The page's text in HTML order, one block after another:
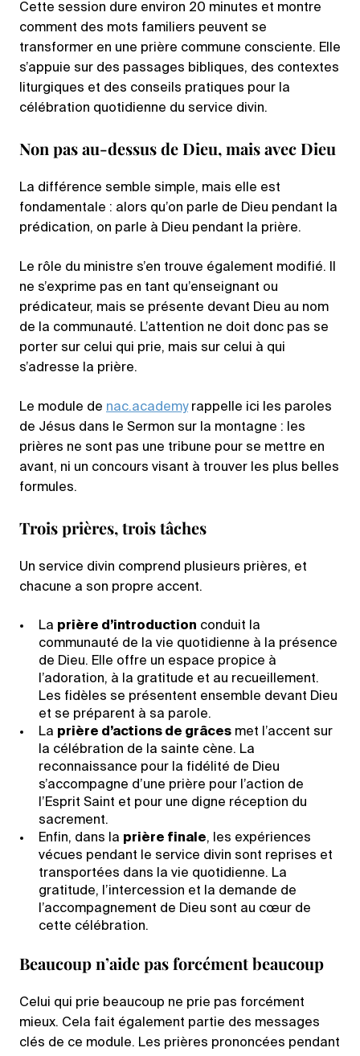
Cette session dure environ 20 minutes et montre
comment des mots familiers peuvent se
transformer en une prière commune consciente. Elle
s’appuie sur des passages bibliques, des contextes
liturgiques et des conseils pratiques pour la
célébration quotidienne du service divin.
Non pas au-dessus de Dieu, mais avec Dieu
La différence semble simple, mais elle est
fondamentale : alors qu’on parle de Dieu pendant la
prédication, on parle à Dieu pendant la prière.
Le rôle du ministre s’en trouve également modifié. Il
ne s’exprime pas en tant qu’enseignant ou
prédicateur, mais se présente devant Dieu au nom
de la communauté. L’attention ne doit donc pas se
porter sur celui qui prie, mais sur celui à qui
s’adresse la prière.
Le module de nac.academyrappelle ici les paroles
de Jésus dans le Sermon sur la montagne : les
prières ne sont pas une tribune pour se mettre en
avant, ni un concours visant à trouver les plus belles
formules.
Trois prières, trois tâches
Un service divin comprend plusieurs prières, et
chacune a son propre accent.
La prière d’introduction conduit la
communauté de la vie quotidienne à la présence
de Dieu. Elle offre un espace propice à
l’adoration, à la gratitude et au recueillement.
Les fidèles se présentent ensemble devant Dieu
et se préparent à sa parole.
La prière d’actions de grâces met l’accent sur
la célébration de la sainte cène. La
reconnaissance pour la fidélité de Dieu
s’accompagne d’une prière pour l’action de
l’Esprit Saint et pour une digne réception du
sacrement.
Enfin, dans la prière finale, les expériences
vécues pendant le service divin sont reprises et
transportées dans la vie quotidienne. La
gratitude, l’intercession et la demande de
l’accompagnement de Dieu sont au cœur de
cette célébration.
Beaucoup n’aide pas forcément beaucoup
Celui qui prie beaucoup ne prie pas forcément
mieux. Cela fait également partie des messages
clés de ce module. Les prières prononcées pendant